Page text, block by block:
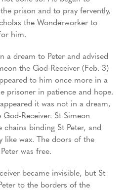
prison and to pray fervently,
the Wonderworker to
him.
a dream to Peter and advised
the God-Receiver (Feb. 3)
to him once more in a
prisoner in patience and hope.
it was not in a dream,
Receiver. St Simeon
binding St Peter, and
like wax. The doors of the
was free.
became invisible, but St
to the borders of the